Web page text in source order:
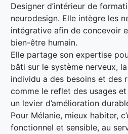
Designer d’intérieur de
neurodesign. Elle intègre les
intégrative afin de concevoir
bien-être humain.
Elle partage son expertise
bâti sur le système nerveux,
individu a des besoins et des
comme le reflet des usages
un levier d’amélioration
Pour Mélanie, mieux habiter,
fonctionnel et sensible, au